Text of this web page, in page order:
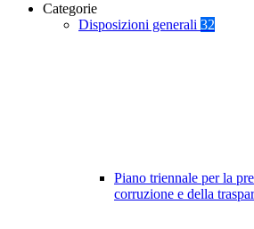
Categorie
Disposizioni generali 32
Piano triennale per la
corruzione e della